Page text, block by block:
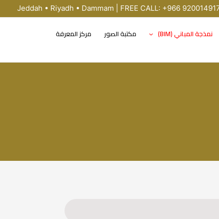
Jeddah • Riyadh • Dammam | FREE CALL: +966
نمذجة المباني (BIM) مكتبة الصور مركز المعرفة